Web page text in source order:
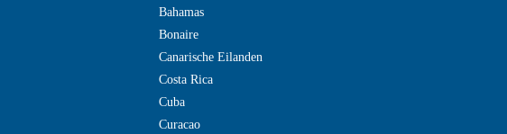
Bahamas
Bonaire
Canarische Eilanden
Costa Rica
Cuba
Curacao